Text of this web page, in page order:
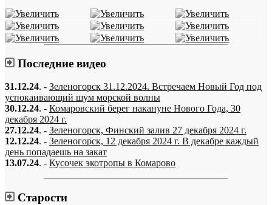
Последние видео
31.12.24. - Зеленогорск 31.12.2024. Встречаем Новый Год под
успокаивающий шум морской волны
30.12.24. - Комаровский берег накануне Нового Года, 30
декабря 2024 г.
27.12.24. - Зеленогорск, Финский залив 27 декабря 2024 г.
12.12.24. - Зеленогорск, 12 декабря 2024 г. В декабре каждый
день попадаешь на закат
13.07.24. - Кусочек экотропы в Комарово
Старости